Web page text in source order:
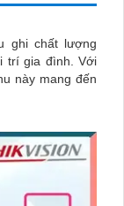
ghi chất lượng
đình. Với
này mang đến